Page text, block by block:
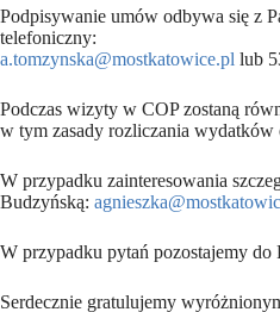
Podpisywanie umów odbywa się z
telefoniczny:
a.tomzynska@mostkatowice.pl lub
Podczas wizyty w COP zostaną
w tym zasady rozliczania
W przypadku zainteresowania
Budzyńską:
W przypadku pytań pozostajemy do
Serdecznie gratulujemy